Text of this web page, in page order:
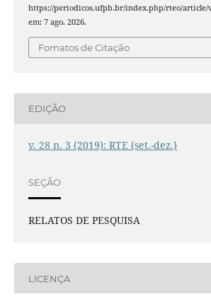
https://periodicos.ufpb.br/index.php/rteo/article/
em: 7 ago. 2026.
Fomatos de Citação
EDIÇÃO
v. 28 n. 3 (2019): RTE (set.-dez.)
SEÇÃO
RELATOS DE PESQUISA
LICENÇA